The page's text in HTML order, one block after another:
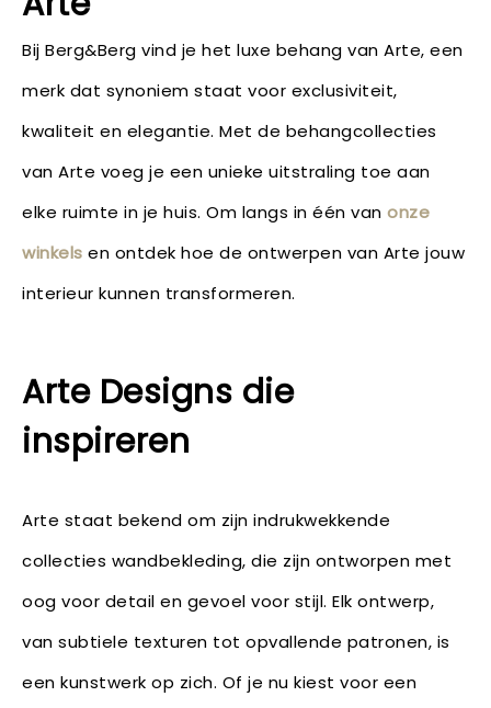
Bij Berg&Berg vind je het luxe behang van Arte, een
merk dat synoniem staat voor exclusiviteit,
kwaliteit en elegantie. Met de behangcollecties
van Arte voeg je een unieke uitstraling toe aan
elke ruimte in je huis. Om langs in één van onze
winkels en ontdek hoe de ontwerpen van Arte jouw
interieur kunnen transformeren.
Arte Designs die
inspireren
Arte staat bekend om zijn indrukwekkende
collecties wandbekleding, die zijn ontworpen met
oog voor detail en gevoel voor stijl. Elk ontwerp,
van subtiele texturen tot opvallende patronen, is
een kunstwerk op zich. Of je nu kiest voor een